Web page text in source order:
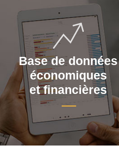
Base de données
économiques
et financières